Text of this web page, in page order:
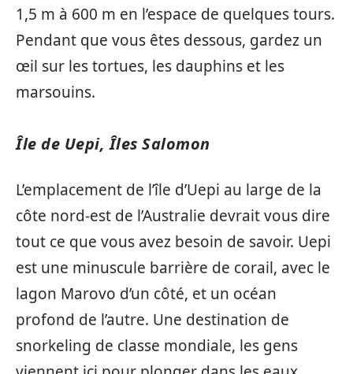
1,5 m à 600 m en l’espace de quelques tours.
Pendant que vous êtes dessous, gardez un
œil sur les tortues, les dauphins et les
marsouins.
Île de Uepi, Îles Salomon
L’emplacement de l’île d’Uepi au large de la
côte nord-est de l’Australie devrait vous dire
tout ce que vous avez besoin de savoir. Uepi
est une minuscule barrière de corail, avec le
lagon Marovo d’un côté, et un océan
profond de l’autre. Une destination de
snorkeling de classe mondiale, les gens